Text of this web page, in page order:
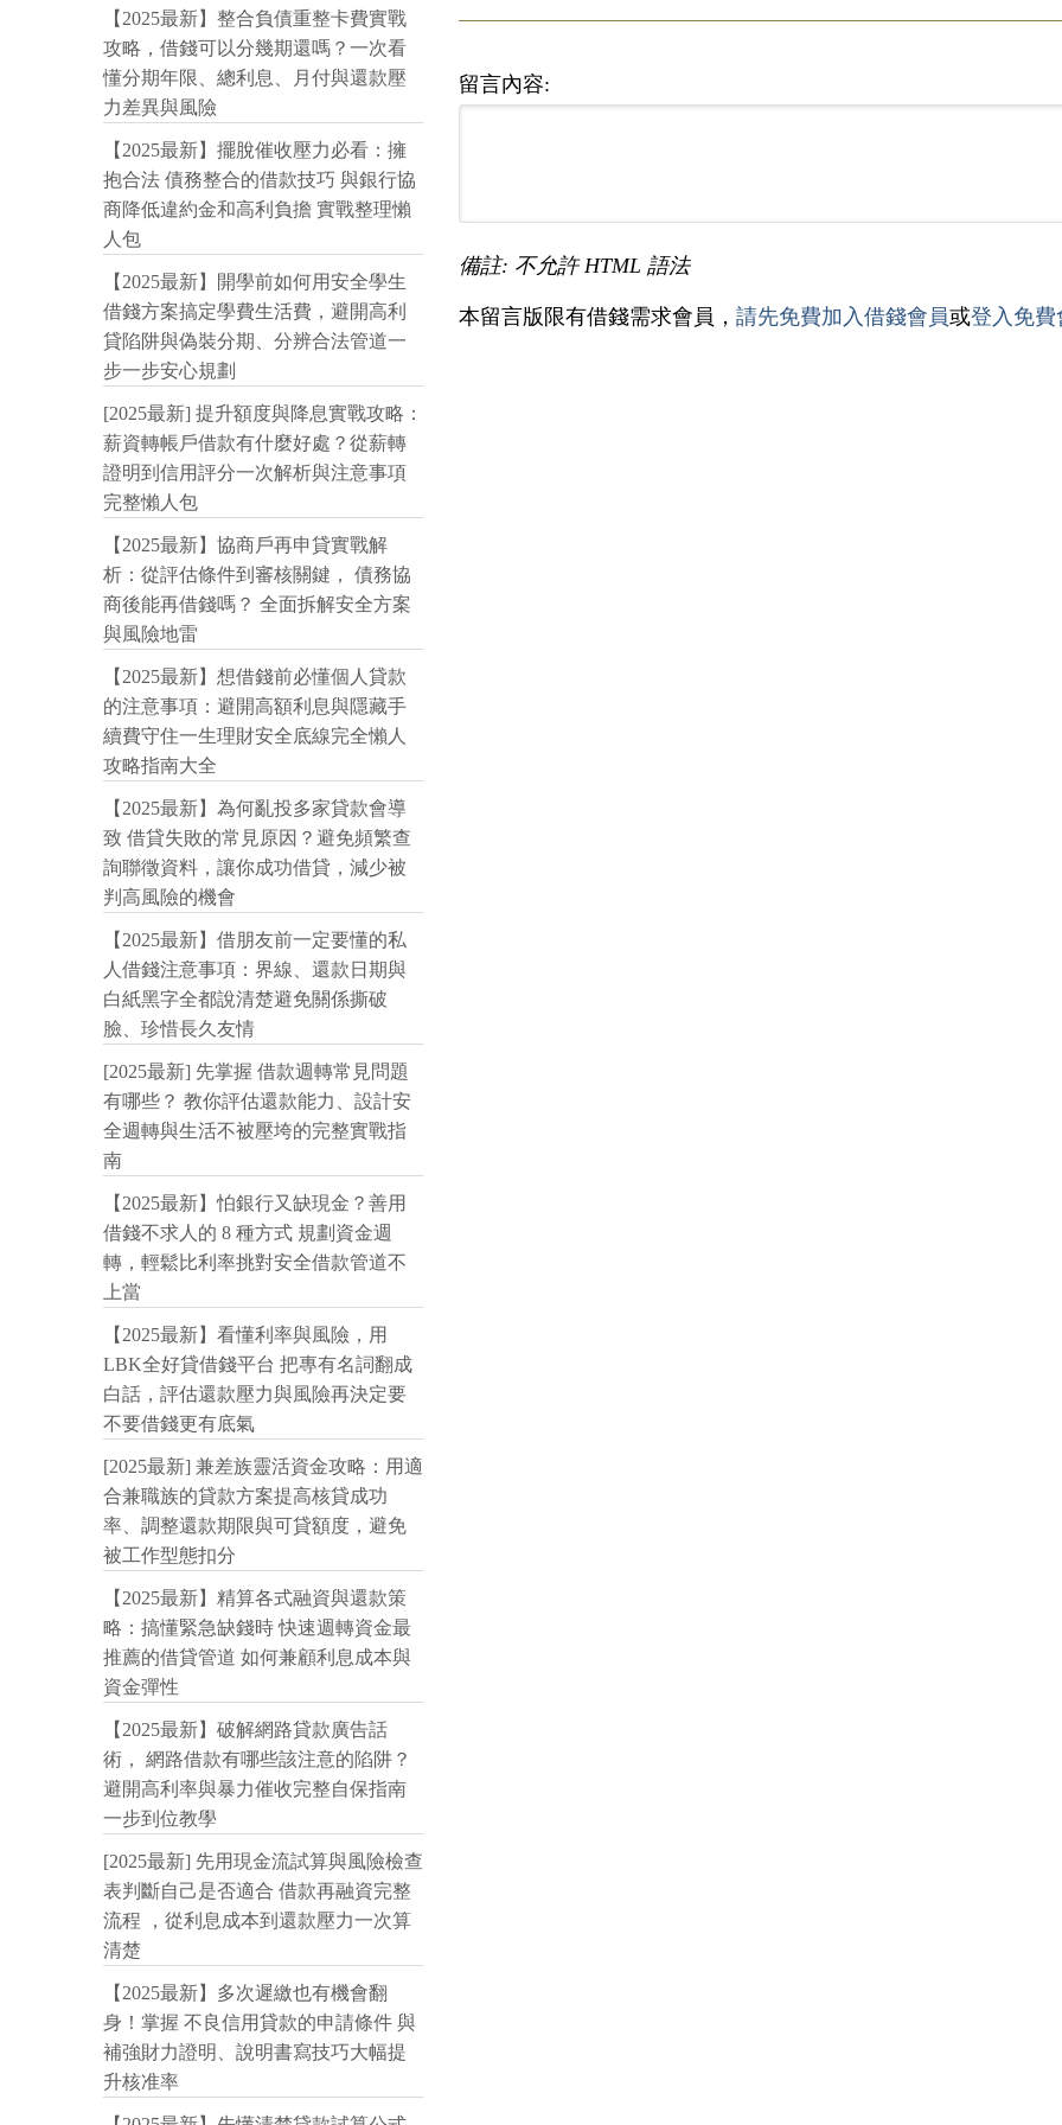
留言內容:
備註: 不允許 HTML 語法
本留言版限有借錢需求會員， 請先免費加入借錢會員或登入免費
【2025最新】整合負債重整卡費實戰
攻略，借錢可以分幾期還嗎？一次看
懂分期年限、總利息、月付與還款壓
力差異與風險
【2025最新】擺脫催收壓力必看：擁
抱合法 債務整合的借款技巧 與銀行協
商降低違約金和高利負擔 實戰整理懶
人包
【2025最新】開學前如何用安全學生
借錢方案搞定學費生活費，避開高利
貸陷阱與偽裝分期、分辨合法管道一
步一步安心規劃
[2025最新] 提升額度與降息實戰攻略：
薪資轉帳戶借款有什麼好處？從薪轉
證明到信用評分一次解析與注意事項
完整懶人包
【2025最新】協商戶再申貸實戰解
析：從評估條件到審核關鍵， 債務協
商後能再借錢嗎？ 全面拆解安全方案
與風險地雷
【2025最新】想借錢前必懂個人貸款
的注意事項：避開高額利息與隱藏手
續費守住一生理財安全底線完全懶人
攻略指南大全
【2025最新】為何亂投多家貸款會導
致 借貸失敗的常見原因？避免頻繁查
詢聯徵資料，讓你成功借貸，減少被
判高風險的機會
【2025最新】借朋友前一定要懂的私
人借錢注意事項：界線、還款日期與
白紙黑字全都說清楚避免關係撕破
臉、珍惜長久友情
[2025最新] 先掌握 借款週轉常見問題
有哪些？ 教你評估還款能力、設計安
全週轉與生活不被壓垮的完整實戰指
南
【2025最新】怕銀行又缺現金？善用
借錢不求人的 8 種方式 規劃資金週
轉，輕鬆比利率挑對安全借款管道不
上當
【2025最新】看懂利率與風險，用
LBK全好貸借錢平台 把專有名詞翻成
白話，評估還款壓力與風險再決定要
不要借錢更有底氣
[2025最新] 兼差族靈活資金攻略：用適
合兼職族的貸款方案提高核貸成功
率、調整還款期限與可貸額度，避免
被工作型態扣分
【2025最新】精算各式融資與還款策
略：搞懂緊急缺錢時 快速週轉資金最
推薦的借貸管道 如何兼顧利息成本與
資金彈性
【2025最新】破解網路貸款廣告話
術， 網路借款有哪些該注意的陷阱？
避開高利率與暴力催收完整自保指南
一步到位教學
[2025最新] 先用現金流試算與風險檢查
表判斷自己是否適合 借款再融資完整
流程 ，從利息成本到還款壓力一次算
清楚
【2025最新】多次遲繳也有機會翻
身！掌握 不良信用貸款的申請條件 與
補強財力證明、說明書寫技巧大幅提
升核准率